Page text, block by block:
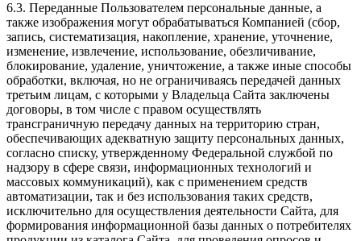
6.3. Переданные Пользователем персональные данные, а
также изображения могут обрабатываться Компанией (сбор,
запись, систематизация, накопление, хранение, уточнение,
изменение, извлечение, использование, обезличивание,
блокирование, удаление, уничтожение, а также иные способы
обработки, включая, но не ограничиваясь передачей данных
третьим лицам, с которыми у Владельца Сайта заключены
договоры, в том числе с правом осуществлять
трансграничную передачу данных на территорию стран,
обеспечивающих адекватную защиту персональных данных,
согласно списку, утвержденному Федеральной службой по
надзору в сфере связи, информационных технологий и
массовых коммуникаций), как с применением средств
автоматизации, так и без использования таких средств,
исключительно для осуществления деятельности Сайта, для
формирования информационной базы данных о потребителях